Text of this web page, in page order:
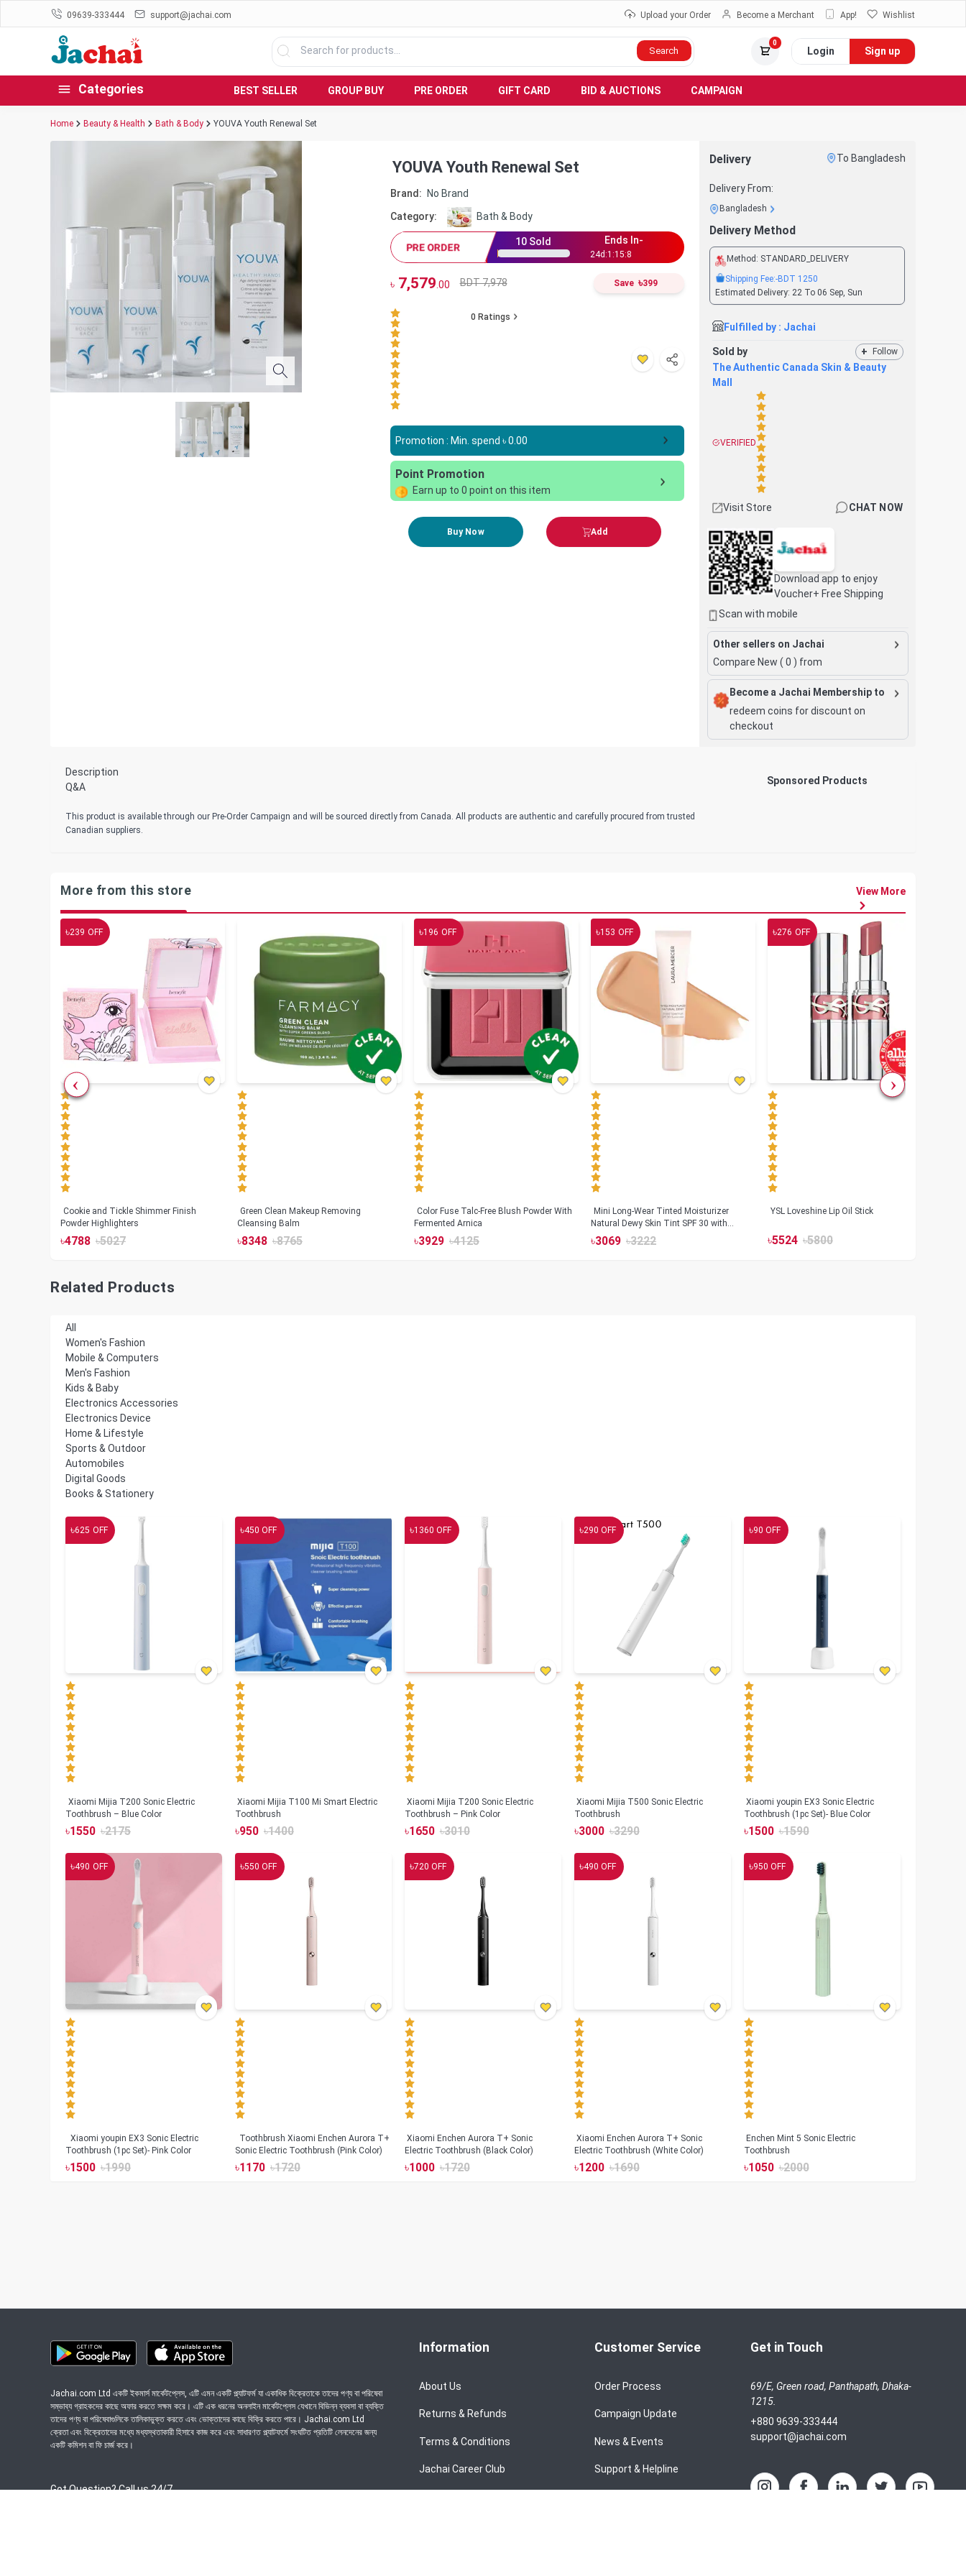
09639-333444 support@jachai.com Upload your Order Become a Merchant App! Wishlist
Search
0
Login Sign up
Categories BEST SELLER GROUP BUY PRE ORDER GIFT CARD BID & AUCTIONS CAMPAIGN
Home Beauty & Health Bath & Body YOUVA Youth Renewal Set
YOUVA Youth Renewal Set
Brand:
No Brand
Category:
Bath & Body
PRE ORDER 10 Sold Ends In-
24d:1 :15:7
৳7,579 .00 BDT 7,978 Save ৳399
0 Ratings
Promotion : Min. spend ৳0.00
Point Promotion
Earn up to 0 point on this item
Buy Now Add
Delivery To Bangladesh
Delivery From:
Bangladesh
Delivery Method
Method: STANDARD_DELIVERY
Shipping Fee:-BDT 1250
Estimated Delivery: 22 To 06 Sep, Sun
Fulfilled by : Jachai
Sold by + Follow
The Authentic Canada Skin & Beauty
Mall
VERIFIED
Visit Store CHAT NOW
Download app to enjoy
Voucher+ Free Shipping
Scan with mobile
Other sellers on Jachai
Compare New ( 0 ) from
Become a Jachai Membership to
redeem coins for discount on
checkout
Description
Q&A
This product is available through our Pre-Order Campaign and will be sourced directly from Canada. All products are authentic and carefully procured from trusted
Canadian suppliers.
Sponsored Products
More from this store View More
৳239 OFF
Cookie and Tickle Shimmer Finish
Powder Highlighters
৳4788 ৳5027
Green Clean Makeup Removing
Cleansing Balm
৳8348 ৳8765
৳196 OFF
Color Fuse Talc-Free Blush Powder With
Fermented Arnica
৳3929 ৳4125
৳153 OFF
Mini Long-Wear Tinted Moisturizer
Natural Dewy Skin Tint SPF 30 with
Hyaluronic Acid
৳3069 ৳3222
৳276 OFF
YSL Loveshine Lip Oil Stick
৳5524 ৳5800
Related Products
All
Women's Fashion
Mobile & Computers
Men's Fashion
Kids & Baby
Electronics Accessories
Electronics Device
Home & Lifestyle
Sports & Outdoor
Automobiles
Digital Goods
Books & Stationery
৳625 OFF
Xiaomi Mijia T200 Sonic Electric
Toothbrush – Blue Color
৳1550 ৳2175
৳450 OFF
Xiaomi Mijia T100 Mi Smart Electric
Toothbrush
৳950 ৳1400
৳1360 OFF
Xiaomi Mijia T200 Sonic Electric
Toothbrush – Pink Color
৳1650 ৳3010
৳290 OFF
Xiaomi Mijia T500 Sonic Electric
Toothbrush
৳3000 ৳3290
৳90 OFF
Xiaomi youpin EX3 Sonic Electric
Toothbrush (1pc Set)- Blue Color
৳1500 ৳1590
৳490 OFF
Toothbrush (1pc Set)- Pink Color
৳1500 ৳1990
৳550 OFF
Toothbrush Xiaomi Enchen Aurora T+
Sonic Electric Toothbrush (Pink Color)
৳1170 ৳1720
৳720 OFF
Xiaomi Enchen Aurora T+ Sonic
Electric Toothbrush (Black Color)
৳1000 ৳1720
৳490 OFF
Xiaomi Enchen Aurora T+ Sonic
Electric Toothbrush (White Color)
৳1200 ৳1690
৳950 OFF
Enchen Mint 5 Sonic Electric
Toothbrush
৳1050 ৳2000
Jachai.com Ltd একটি ইকমার্স মার্কেটপ্লেস, এটি এমন একটি প্ল্যাটফর্ম যা একাধিক বিক্রেতাকে তাদের পণ্য বা পরিষেবা
সম্ভাব্য গ্রাহকদের কাছে অফার করতে সক্ষম করে। এটি এক ধরনের অনলাইন মার্কেটপ্লেস যেখানে বিভিন্ন ব্যবসা বা ব্যক্তি
তাদের পণ্য বা পরিষেবাগুলিকে তালিকাভুক্ত করতে এবং ভোক্তাদের কাছে বিক্রি করতে পারে। Jachai.com Ltd
ক্রেতা এবং বিক্রেতাদের মধ্যে মধ্যস্থতাকারী হিসাবে কাজ করে এবং সাধারণত প্ল্যাটফর্মে সংঘটিত প্রতিটি লেনদেনের জন্য
একটি কমিশন বা ফি চার্জ করে।
Got Question? Call us 24/7
Information
About Us
Returns & Refunds
Terms & Conditions
Jachai Career Club
Customer Service
Order Process
Campaign Update
News & Events
Support & Helpline
Get in Touch
69/E, Green road, Panthapath, Dhaka-
1215.
+880 9639-333444
support@jachai.com